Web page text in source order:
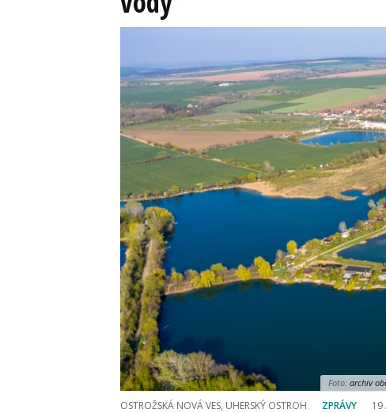
Foto: archiv
OSTROŽSKÁ NOVÁ VES, UHERSKÝ OSTROH ZPRÁVY 19